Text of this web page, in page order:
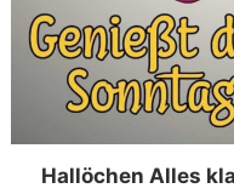
Hallöchen Alles